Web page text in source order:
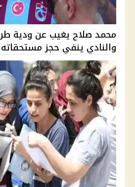
محمد صلاح يغيب عن ودية
والنادي ينفي حجز